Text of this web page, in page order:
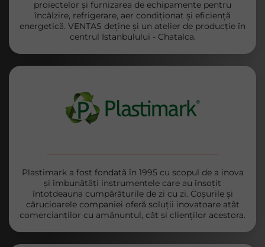
proiectelor și furnizarea de echipamente pentru
încălzire, refrigerare, aer condiționat și eficiență
energetică. VENTAS deține și un atelier de producție în
centrul Istanbulului - Chatalca.
Plastimark a fost fondată în 1995 cu scopul de a inova
și îmbunătăți instrumentele care au însoțit
întotdeauna cumpărăturile de zi cu zi. Coșurile și
cărucioarele companiei oferă soluții inovatoare atât
comercianților cu amănuntul, cât și clienților acestora.